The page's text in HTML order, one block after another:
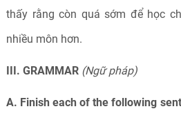
thấy rằng còn quá sớm để học
nhiều môn hơn.
III. GRAMMAR (Ngữ pháp)
A. Finish each of the following